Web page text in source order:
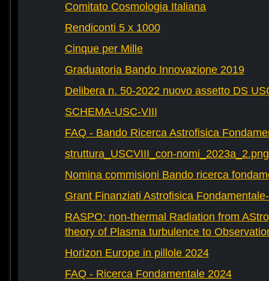
Comitato Cosmologia Italiana
Rendiconti 5 x 1000
Cinque per Mille
Graduatoria Bando Innovazione 2019
Delibera n. 50-2022 nuovo assetto DS
SCHEMA-USC-VIII
FAQ - Bando Ricerca Astrofisica
struttura_USCVIII_con-nomi_2023a_2.png
Nomina commisioni Bando ricerca
Grant Finanziati Astrofisica
RASPO: non-thermal Radiation from
theory of Plasma turbulence to
Horizon Europe in pillole 2024
FAQ - Ricerca Fondamentale 2024